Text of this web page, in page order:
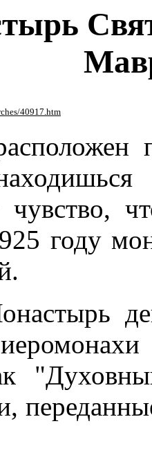
40917.htm
чувство,
году